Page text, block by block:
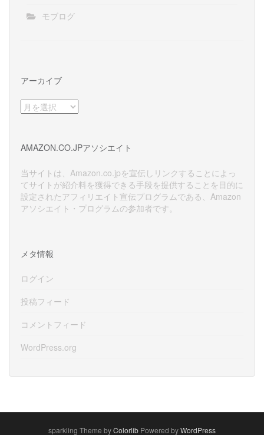
モブログ
アーカイブ
ア
ー
ブ
AMAZON.CO.JPアソシエイト
当サイトは、Amazon.co.jpを宣伝しリンクすることによっ
てサイトが紹介料を獲得できる手段を提供することを目的に
設定されたアフィリエイト宣伝プログラムである、Amazon
アソシエイト・プログラムの参加者です。
メタ情報
ログイン
投稿フィード
コメントフィード
WordPress.org
sparkling Theme byColorlib Powered byWordPress